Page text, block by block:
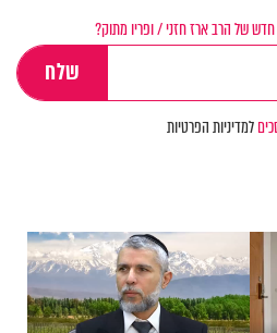
של הרב ארז חזני / ופריו מתוק?
למדיניות הפרטיות